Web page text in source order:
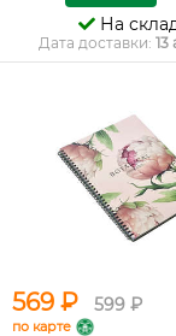
На
Дата доставки: 13
569 ₽ 599 ₽
по карте